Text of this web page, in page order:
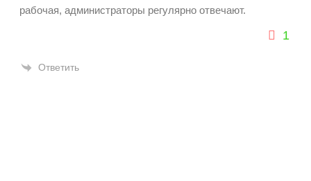
рабочая, администраторы регулярно отвечают.
1
Ответить